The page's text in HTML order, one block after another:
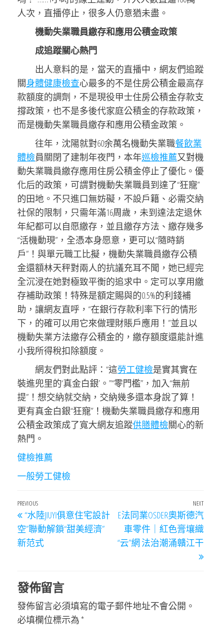
人次，直播停止，很多人仍意猶未盡。
機動失業職員繳存和應用公積金政策
成追蹤關心熱門
出人意料的是，當天的直播中，網友們追蹤
關身體健康檢查心最多的不是住房公積金最高存
款額度的調劑，不是現役甲士住房公積金存款支
撐政策，也不是多後代家庭公積金的存款政策，
而是機動失業職員繳存和應用公積金政策。
往年，沈陽就對60余萬名機動失業職餐飲業
體檢員關閉了建制年夜門，本年巡檢推薦又對機
動失業職員繳存應用住房公積金停止了優化。優
化后的政策，可謂對機動失業職員到達了“狂寵”
的田地。不只進口無妨礙，不設戶籍、必需交納
社保的限制，只需年滿16周歲，未到達法定退休
年紀都可以自愿繳存，並且繳存方法、繳存幾多
“活機動現”，全憑本身愿意，更可以“隨時銷
戶”！與單元職工比擬，機動失業職員繳存公積
金還額林天秤對兩人的抗議充耳不聞，她已經完
全沉浸在她對極致平衡的追求中。定可以享用繳
存補助政策！特殊是額定賜與的0.5%的利錢補
助，讓網友直呼，“在銀行存款利率下行的情形
下，的確可以用它來做理財賬戶應用！”並且以
機動失業方法繳存公積金的，繳存額度還能計進
小我所得稅扣除額度。
網友們對此點評：“這勞工健檢是實其實在
裝進兜里的‘真金白銀’。”“零門檻”，加入“無前
提”！想交納就交納，交納幾多還本身說了算！
更有真金白銀“狂寵”！機動失業職員繳存和應用
公積金政策成了寬大網友追蹤供膳體檢關心的新
熱門。
健檢推薦
一般勞工健檢
文
章
導
Previous
Post
PREVIOUS
“水陸JIUYI俱意住宅設計
空”聯動解鎖“甜美經濟”
新范式
Next
Post
NEXT
E法同業OSDER奧斯德汽
車零件｜紅色膏壤織
“云”網 法治潮涌贛江干
發佈留言
發佈留言必須填寫的電子郵件地址不會公開。
必填欄位標示為 *